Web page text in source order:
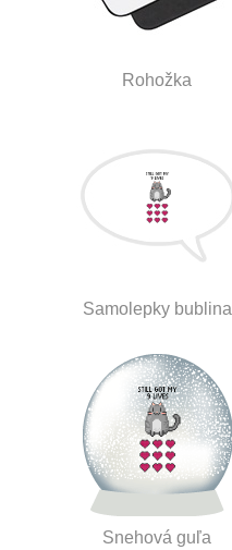
Rohožka
Samolepky bublina
Snehová guľa